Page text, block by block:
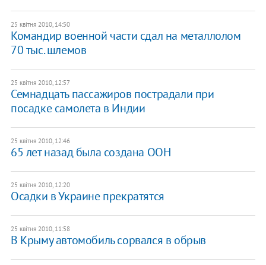
25 квітня 2010, 14:50
Командир военной части сдал на металлолом
70 тыс. шлемов
25 квітня 2010, 12:57
Семнадцать пассажиров пострадали при
посадке самолета в Индии
25 квітня 2010, 12:46
65 лет назад была создана ООН
25 квітня 2010, 12:20
Осадки в Украине прекратятся
25 квітня 2010, 11:58
В Крыму автомобиль сорвался в обрыв